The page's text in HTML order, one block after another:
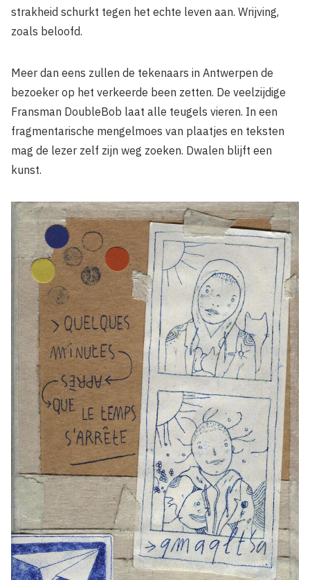
strakheid schurkt tegen het echte leven aan. Wrijving,
zoals beloofd.
Meer dan eens zullen de tekenaars in Antwerpen de
bezoeker op het verkeerde been zetten. De veelzijdige
Fransman DoubleBob laat alle teugels vieren. In een
fragmentarische mengelmoes van plaatjes en teksten
mag de lezer zelf zijn weg zoeken. Dwalen blijft een
kunst.